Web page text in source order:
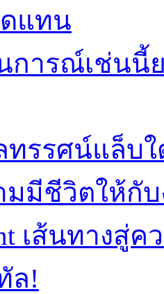
แทน
การณ์เช่นนี้
ทรรศน์แล็บ
มมีชีวิตให้กับ
เส้นทางสู่
ล!